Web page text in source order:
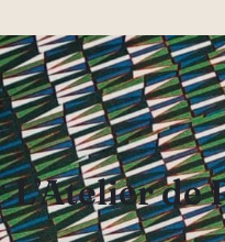
L’Atelier de